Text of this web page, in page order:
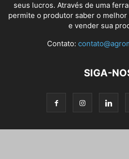
seus lucros. Através de uma
permite o produtor saber o
e vender sua
Contato:
SIGA-